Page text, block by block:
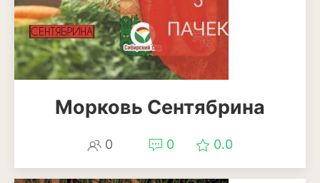
Морковь Сентябрина
0 0 0.0